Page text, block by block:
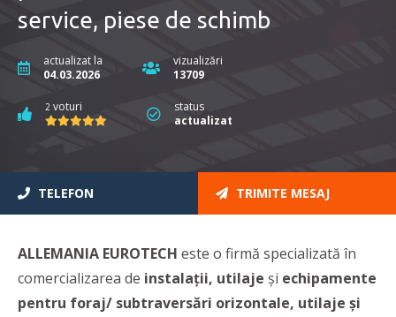
service, piese de schimb
actualizat la
04.03.2026
vizualizări
13709
2 voturi
status
actualizat
TELEFON TRIMITE MESAJ
ALLEMANIA EUROTECH este o firmă specializată în
comercializarea de instalații, utilaje și echipamente
pentru foraj/ subtraversări orizontale, utilaje și